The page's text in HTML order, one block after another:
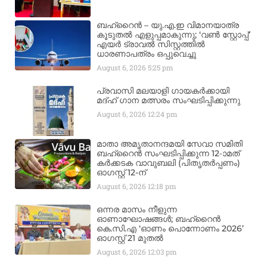
ബഹ്‌റൈൻ – യു.എ.ഇ വിമാനയാത്ര
കൂടുതൽ എളുപ്പമാകുന്നു; ‘വൺ സ്റ്റോപ്പ്’
എയർ ട്രാവൽ സിസ്റ്റത്തിൽ
ധാരണാപത്രം ഒപ്പുവെച്ചു
August 6, 20265:25 pm
പ്രവാസി മലയാളി ഗായകർക്കായി
മദ്ഹ് ഗാന മത്സരം സംഘടിപ്പിക്കുന്നു
August 6, 2026 12:24 pm
മാതാ അമൃതാനന്ദമയി സേവാ സമിതി
ബഹ്‌റൈൻ സംഘടിപ്പിക്കുന്ന 12-ാമത്
കർക്കടക വാവുബലി (പിതൃതർപ്പണം)
ഓഗസ്റ്റ് 12-ന്
August 6, 2026 12:18 pm
ഒന്നര മാസം നീളുന്ന
ഓണാഘോഷങ്ങൾ; ബഹ്‌റൈൻ
കെ.സി.എ ‘ഓണം പൊന്നോണം 2026’
ഓഗസ്റ്റ് 21 മുതൽ
August 6, 2026 12:03 pm